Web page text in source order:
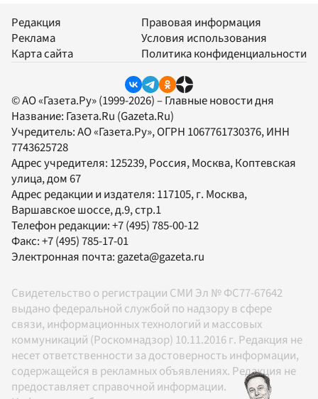
Редакция
Реклама
Карта сайта
Правовая информация
Условия использования
Политика конфиденциальности
© АО «Газета.Ру» (1999-2026) – Главные новости дня
Название: Газета.Ru (Gazeta.Ru)
Учредитель:АО «Газета.Ру», ОГРН 1067761730376, ИНН
7743625728
Адрес учредителя: 125239, Россия, Москва, Коптевская
улица, дом 67
Адрес редакции и издателя: 117105, г. Москва,
Варшавское шоссе, д.9, стр.1
Телефон редакции:+7 (495) 785-00-12
Факс:+7 (495) 785-17-01
Электронная почта:gazeta@gazeta.ru
Свидетельство о регистрации СМИ Эл № ФС77-67642
выдано федеральной службой по надзору в сфере
связи, информационных технологий и массовых
коммуникаций (Роскомнадзор) 10.11.2016 г. Редакция не
несет ответственности за достоверность информации,
содержащейся в рекламных объявлениях. Редакция не
предоставляет справочной информации.